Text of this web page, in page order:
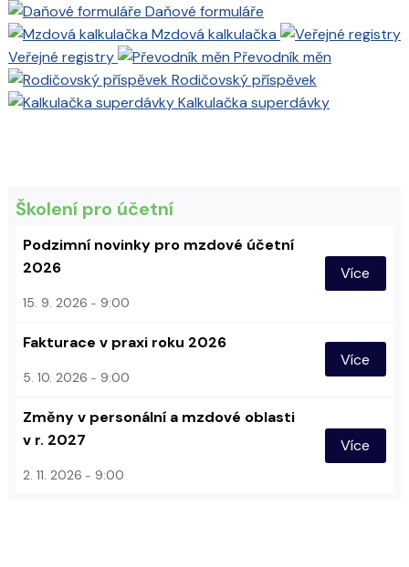
Daňové formuláře
Mzdová kalkulačka
Veřejné registry
Převodník měn
Rodičovský příspěvek
Kalkulačka superdávky
Školení pro účetní
Podzimní novinky pro mzdové účetní
2026
15. 9. 2026 9:00
Více
Fakturace v praxi roku 2026
5. 10. 2026 9:00
Více
Změny v personální a mzdové oblasti
v r. 2027
2. 11. 2026 9:00
Více